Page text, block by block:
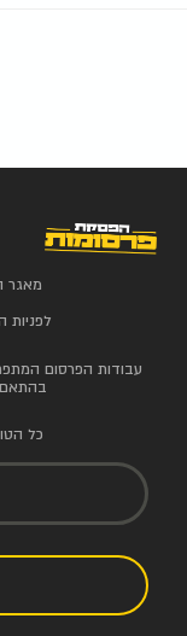
מאגר
לפניות
עבודות הפרסום
בהתאם
כל